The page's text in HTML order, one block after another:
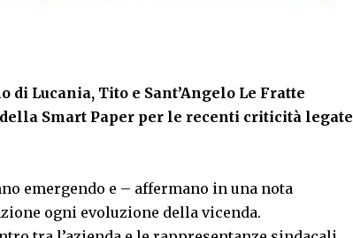
di Lucania, Tito e Sant’Angelo Le Fratte
Smart Paper per le recenti criticità legate
emergendo e – affermano in una nota
ogni evoluzione della vicenda.